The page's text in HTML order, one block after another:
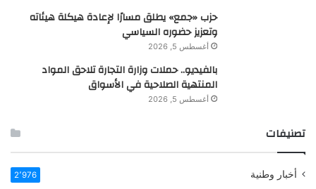
حزب «جمع» يطلق مسارًا لإعادة هيكلة هيئاته
وتعزيز حضوره السياسي
أغسطس 5, 2026
بالفيديو.. حملات وزارة التجارة تلاحق المواد
المنتهية الصلاحية في الأسواق
أغسطس 5, 2026
تصنيفات
أخبار وطنية 2٬976